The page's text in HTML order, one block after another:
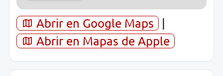
Abrir en Google Maps
|
Abrir en Mapas de Apple